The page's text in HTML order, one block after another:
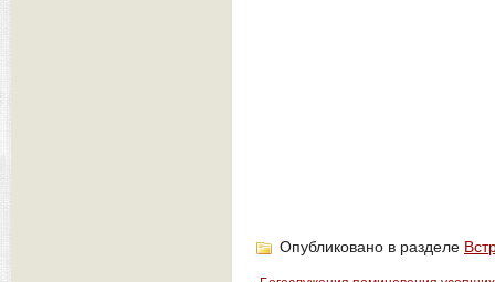
Опубликовано в разделе